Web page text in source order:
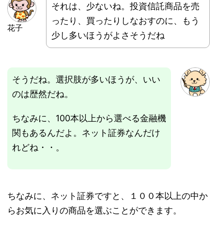
花子
それは、少ないね。投資信託商品を売
ったり、買ったりしなおすのに、もう
少し多いほうがよさそうだね
そうだね。選択肢が多いほうが、いい
のは歴然だね。
ちなみに、100本以上から選べる金融機
関もあるんだよ。ネット証券なんだけ
れどね・・。
ちなみに、ネット証券ですと、１００本以上の中か
らお気に入りの商品を選ぶことができます。